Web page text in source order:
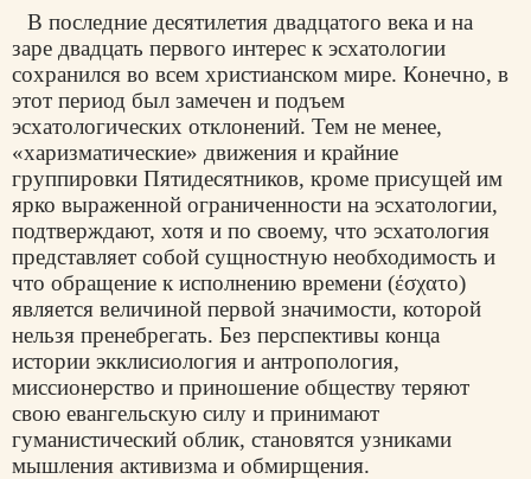
В последние десятилетия двадцатого века и на
заре двадцать первого интерес к эсхатологии
сохранился во всем христианском мире. Конечно, в
этот период был замечен и подъем
эсхатологических отклонений. Тем не менее,
«харизматические» движения и крайние
группировки Пятидесятников, кроме присущей им
ярко выраженной ограниченности на эсхатологии,
подтверждают, хотя и по своему, что эсхатология
представляет собой сущностную необходимость и
что обращение к исполнению времени (έσχατο)
является величиной первой значимости, которой
нельзя пренебрегать. Без перспективы конца
истории экклисиология и антропология,
миссионерство и приношение обществу теряют
свою евангельскую силу и принимают
гуманистический облик, становятся узниками
мышления активизма и обмирщения.